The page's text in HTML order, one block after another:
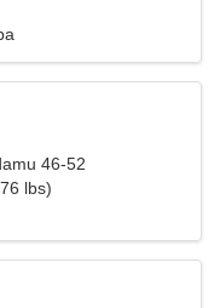
46-52
lbs)